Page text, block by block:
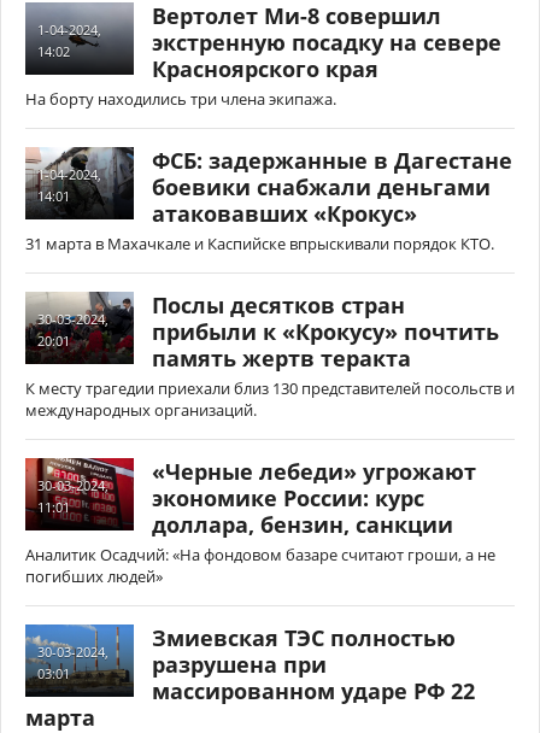
1-04-2024,
14:02
Вертолет Ми-8 совершил
экстренную посадку на севере
Красноярского края
На борту находились три члена экипажа.
1-04-2024,
14:01
ФСБ: задержанные в Дагестане
боевики снабжали деньгами
атаковавших «Крокус»
31 марта в Махачкале и Каспийске впрыскивали порядок КТО.
30-03-2024,
20:01
Послы десятков стран
прибыли к «Крокусу» почтить
память жертв теракта
К месту трагедии приехали близ 130 представителей посольств и
международных организаций.
30-03-2024,
11:01
«Черные лебеди» угрожают
экономике России: курс
доллара, бензин, санкции
Аналитик Осадчий: «На фондовом базаре считают гроши, а не
погибших людей»
30-03-2024,
03:01
Змиевская ТЭС полностью
разрушена при
массированном ударе РФ 22
марта